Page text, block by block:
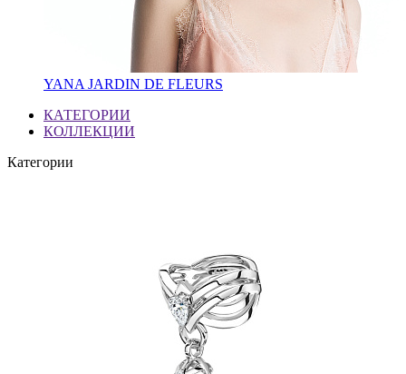
YANA JARDIN DE FLEURS
КАТЕГОРИИ
КОЛЛЕКЦИИ
Категории